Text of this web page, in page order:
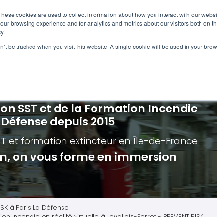
cookies are used to collect information about how you interact with our
browsing experience and for analytics and metrics about our visitors both on
be tracked when you visit this website. A single cookie will be used in your
incendie - Guide et Serre file
de première intervention
Extincteurs
en réalité augmentée
Évacuation établissements de
Évacuation secteur tertiaire
Évacuation secteur industriel
SST et de la Formation Incendie
depuis 2015
et formation extincteuren Île-de-France
on vous forme en immersion
à Paris La Défense